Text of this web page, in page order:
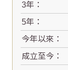
3年：
5年：
今年以來：
成立至今：